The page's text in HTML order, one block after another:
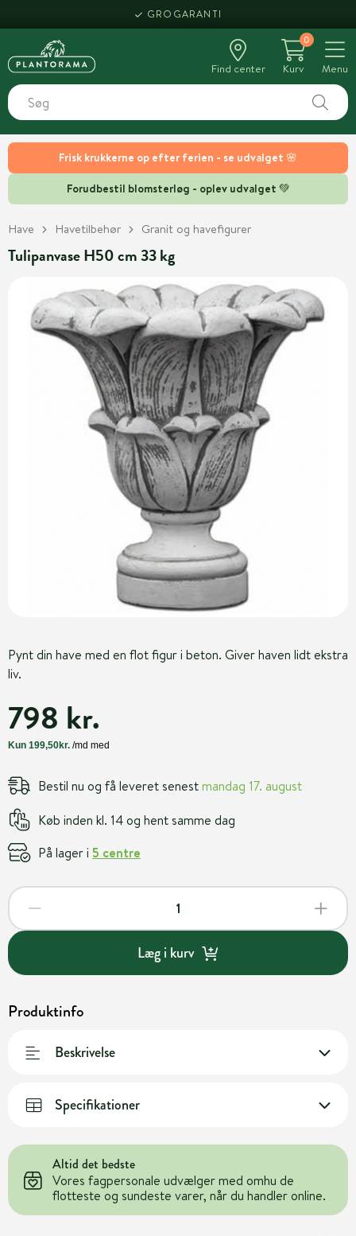
Frisk krukkerne op efter ferien - se udvalget 🌸
Forudbestil blomsterløg - oplev udvalget 💚
GROGARANTI
Find center
0
Kurv
Menu
Have Havetilbehør Granit og havefigurer
Tulipanvase H50 cm 33 kg
Pynt din have med en flot figur i beton. Giver haven lidt ekstra
liv.
798 kr.
Bestil nu og få leveret senestmandag 17. august
Køb inden kl. 14 og hent samme dag
På lager i 5 centre
Læg i kurv
Produktinfo
Beskrivelse
Specifikationer
Altid det bedste
Vores fagpersonale udvælger med omhu de
flotteste og sundeste varer, når du handler online.